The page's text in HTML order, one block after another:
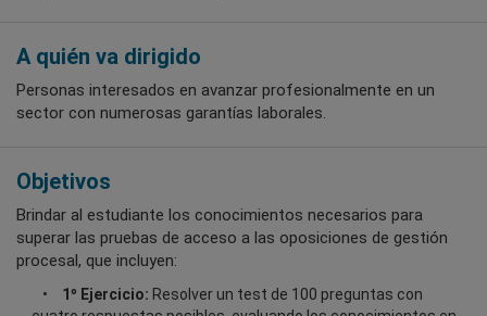
A quién va dirigido
Personas interesados en avanzar profesionalmente en un
sector con numerosas garantías laborales.
Objetivos
Brindar al estudiante los conocimientos necesarios para
superar las pruebas de acceso a las oposiciones de gestión
procesal, que incluyen:
1º Ejercicio: Resolver un test de 100 preguntas con